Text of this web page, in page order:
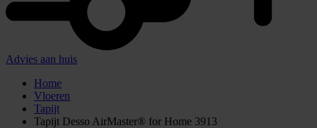
Advies aan huis
Home
Vloeren
Tapijt
Tapijt Desso AirMaster® for Home 3913